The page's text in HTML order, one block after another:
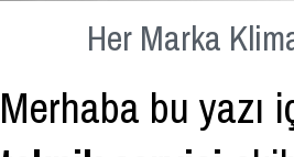
Her Marka
Merhaba bu